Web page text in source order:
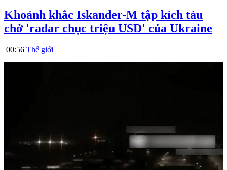
Khoảnh khắc Iskander-M tập kích tàu
chở 'radar chục triệu USD' của Ukraine
00:56 Thế giới